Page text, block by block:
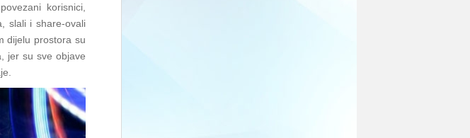
korisnici,
slali i share-ovali
dijelu prostora su
jer su sve objave